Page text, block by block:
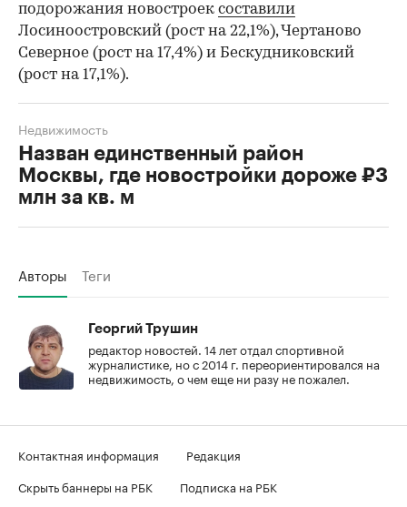
подорожания новостроек составили
Лосиноостровский (рост на 22,1%), Чертаново
Северное (рост на 17,4%) и Бескудниковский
(рост на 17,1%).
Назван единственный район
Москвы, где новостройки дороже ₽3
млн за кв. м
Недвижимость
Авторы Теги
Георгий Трушин
редактор новостей. 14 лет отдал спортивной
журналистике, но с 2014 г. переориентировался на
недвижимость, о чем еще ни разу не пожалел.
Контактная информация
Редакция
Скрыть баннеры на РБК
Подписка на РБК